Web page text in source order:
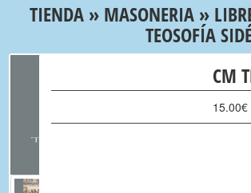
TIENDA» MASONERIA»
TEOSOFÍA
CM
15.00€